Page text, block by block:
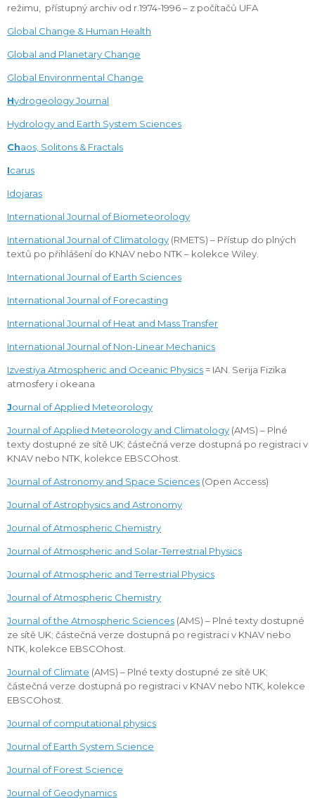
režimu, přístupný archiv od r.1974-1996 – z počítačů UFA
Global Change & Human Health
Global and Planetary Change
Global Environmental Change
Hydrogeology Journal
Hydrology and Earth System Sciences
Chaos, Solitons & Fractals
Icarus
Idojaras
International Journal of Biometeorology
International Journal of Climatology (RMETS) – Přístup do plných
textů po přihlášení do KNAV nebo NTK – kolekce Wiley.
International Journal of Earth Sciences
International Journal of Forecasting
International Journal of Heat and Mass Transfer
International Journal of Non-Linear Mechanics
Izvestiya Atmospheric and Oceanic Physics = IAN. Serija Fizika
atmosfery i okeana
Journal of Applied Meteorology
Journal of Applied Meteorology and Climatology (AMS) – Plné
texty dostupné ze sítě UK; částečná verze dostupná po registraci v
KNAV nebo NTK, kolekce EBSCOhost.
Journal of Astronomy and Space Sciences (Open Access)
Journal of Astrophysics and Astronomy
Journal of Atmospheric Chemistry
Journal of Atmospheric and Solar-Terrestrial Physics
Journal of Atmospheric and Terrestrial Physics
Journal of Atmospheric Chemistry
Journal of the Atmospheric Sciences (AMS) – Plné texty dostupné
ze sítě UK; částečná verze dostupná po registraci v KNAV nebo
NTK, kolekce EBSCOhost.
Journal of Climate (AMS) – Plné texty dostupné ze sítě UK;
částečná verze dostupná po registraci v KNAV nebo NTK, kolekce
EBSCOhost.
Journal of computational physics
Journal of Earth System Science
Journal of Forest Science
Journal of Geodynamics